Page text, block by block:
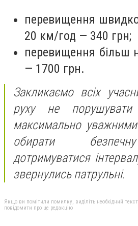
перевищення
20 км/год — 340 грн;
перевищення більш
— 1700 грн.
Закликаємо всіх
руху не
максимально
обирати
дотримуватися
звернулись патрульні.
Якщо ви помітили помилку, виділіть необхідний
повідомити про це редакцію